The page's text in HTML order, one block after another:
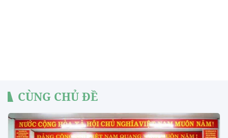
CÙNG CHỦ ĐỀ